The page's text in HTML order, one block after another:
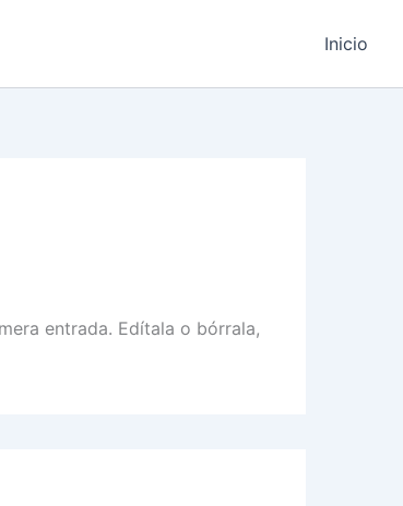
Inicio
entrada. Edítala o bórrala,